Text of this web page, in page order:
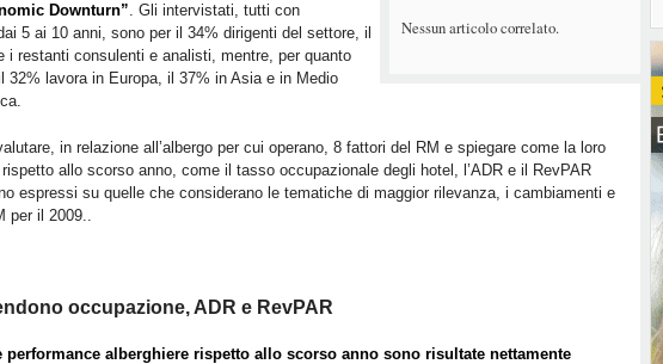
Nessun articolo correlato.
Downturn”. Gli intervistati, tutti con
5 ai 10 anni, sono per il 34% dirigenti del settore, il
i restanti consulenti e analisti, mentre, per quanto
32% lavora in Europa, il 37% in Asia e in Medio
in relazione all’albergo per cui operano, 8 fattori del RM e spiegare come la loro
allo scorso anno, come il tasso occupazionale degli hotel, l’ADR e il RevPAR
espressi su quelle che considerano le tematiche di maggior rilevanza, i cambiamenti e
per il 2009..
occupazione, ADR e RevPAR
performance alberghiere rispetto allo scorso anno sono risultate nettamente